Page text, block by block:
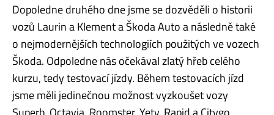
Dopoledne druhého dne jsme se dozvěděli o historii
vozů Laurin a Klement a Škoda Auto a následně také
o nejmodernějších technologiích použitých ve vozech
Škoda. Odpoledne nás očekával zlatý hřeb celého
kurzu, tedy testovací jízdy. Během testovacích jízd
jsme měli jedinečnou možnost vyzkoušet vozy